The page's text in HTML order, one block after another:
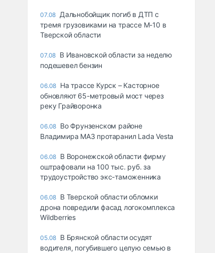
07.08 Дальнобойщик погиб в ДТП с
тремя грузовиками на трассе М-10 в
Тверской области
07.08 В Ивановской области за неделю
подешевел бензин
06.08 На трассе Курск – Касторное
обновляют 65-метровый мост через
реку Грайворонка
06.08 Во Фрунзенском районе
Владимира МАЗ протаранил Lada Vesta
06.08 В Воронежской области фирму
оштрафовали на 100 тыс. руб. за
трудоустройство экс-таможенника
06.08 В Тверской области обломки
дрона повредили фасад логокомплекса
Wildberries
05.08 В Брянской области осудят
водителя, погубившего целую семью в